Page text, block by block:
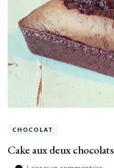
CHOCOLAT
Cake aux deux chocolats